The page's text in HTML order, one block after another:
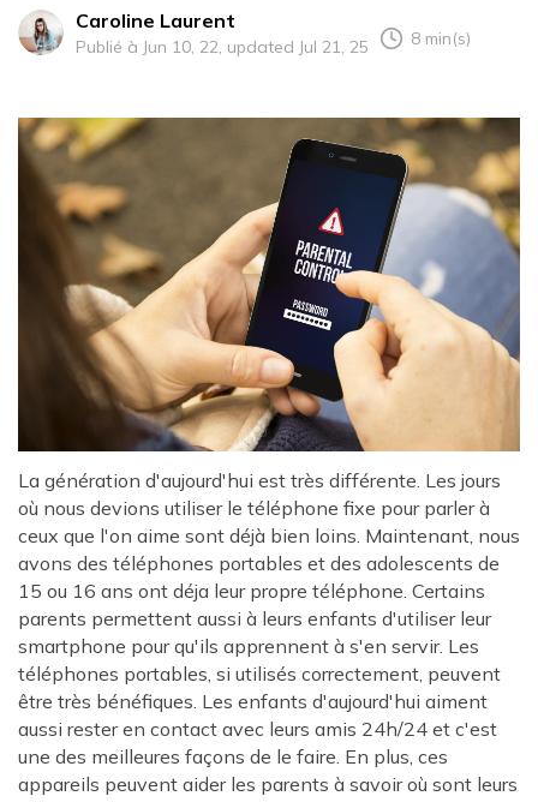
Caroline Laurent
Publié à Jun 10, 22, updated Jul 21, 25 8 min(s)
La génération d'aujourd'hui est très différente. Les jours
où nous devions utiliser le téléphone fixe pour parler à
ceux que l'on aime sont déjà bien loins. Maintenant, nous
avons des téléphones portables et des adolescents de
15 ou 16 ans ont déja leur propre téléphone. Certains
parents permettent aussi à leurs enfants d'utiliser leur
smartphone pour qu'ils apprennent à s'en servir. Les
téléphones portables, si utilisés correctement, peuvent
être très bénéfiques. Les enfants d'aujourd'hui aiment
aussi rester en contact avec leurs amis 24h/24 et c'est
une des meilleures façons de le faire. En plus, ces
appareils peuvent aider les parents à savoir où sont leurs